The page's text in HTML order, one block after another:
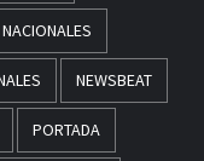
NACIONALES
NEWSBEAT
PORTADA